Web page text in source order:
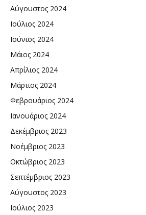
Αύγουστος 2024
Ιούλιος 2024
Ιούνιος 2024
Μάιος 2024
Απρίλιος 2024
Μάρτιος 2024
Φεβρουάριος 2024
Ιανουάριος 2024
Δεκέμβριος 2023
Νοέμβριος 2023
Οκτώβριος 2023
Σεπτέμβριος 2023
Αύγουστος 2023
Ιούλιος 2023